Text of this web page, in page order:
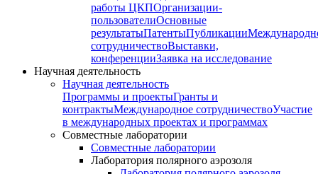
работы ЦКПОрганизации-
пользователиОсновные
результатыПатентыПубликации
сотрудничествоВыставки,
конференцииЗаявка на исследование
Научная деятельность
Научная деятельность
Программы и проектыГранты и
контрактыМеждународное сотрудничествоУчастие
в международных проектах и программах
Совместные лаборатории
Совместные лаборатории
Лаборатория полярного аэрозоля